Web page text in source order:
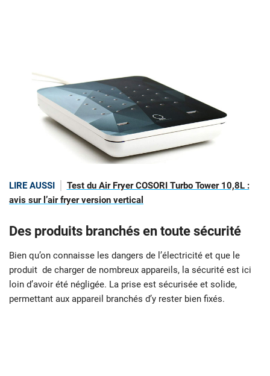
LIRE AUSSI
Test du Air Fryer COSORI Turbo Tower 10,8L :
avis sur l’air fryer version vertical
Des produits branchés en toute sécurité
Bien qu’on connaisse les dangers de l’électricité et que le
produit de charger de nombreux appareils, la sécurité est ici
loin d’avoir été négligée. La prise est sécurisée et solide,
permettant aux appareil branchés d’y rester bien fixés.